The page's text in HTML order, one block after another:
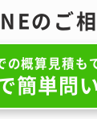
のご
の概算見積も
簡単問